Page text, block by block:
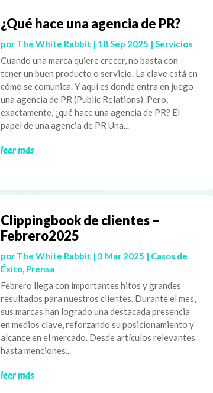
¿Qué hace una agencia de PR?
por The White Rabbit | 18 Sep 2025 | Servicios
Cuando una marca quiere crecer, no basta con
tener un buen producto o servicio. La clave está en
cómo se comunica. Y aquí es donde entra en juego
una agencia de PR (Public Relations). Pero,
exactamente, ¿qué hace una agencia de PR? El
papel de una agencia de PR Una...
leer más
Clippingbook de clientes –
Febrero2025
por The White Rabbit | 3 Mar 2025 | Casos de
Éxito, Prensa
Febrero llega con importantes hitos y grandes
resultados para nuestros clientes. Durante el mes,
sus marcas han logrado una destacada presencia
en medios clave, reforzando su posicionamiento y
alcance en el mercado. Desde artículos relevantes
hasta menciones...
leer más